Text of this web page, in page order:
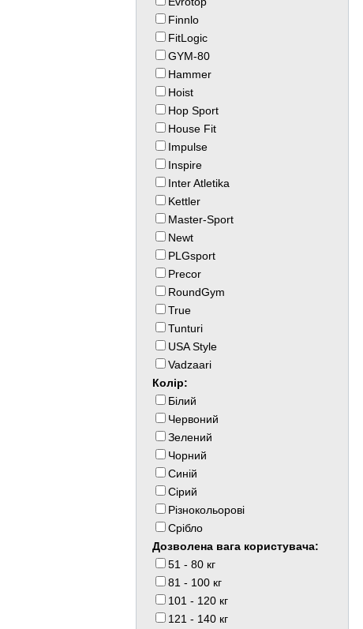
Finnlo
FitLogic
GYM-80
Hammer
Hoist
Hop Sport
House Fit
Impulse
Inspire
Inter Atletika
Kettler
Master-Sport
Newt
PLGsport
Precor
RoundGym
True
Tunturi
USA Style
Vadzaari
Колір:
Білий
Червоний
Зелений
Чорний
Синій
Сірий
Різнокольоровi
Срiбло
Дозволена вага користувача:
51 - 80 кг
81 - 100 кг
101 - 120 кг
121 - 140 кг